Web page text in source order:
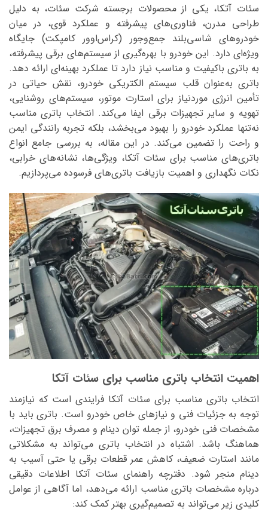
سئات آتکا، یکی از محصولات برجسته شرکت سئات، به دلیل
طراحی مدرن، فناوری‌های پیشرفته و عملکرد قوی، در میان
خودروهای شاسی‌بلند جمع‌وجور (کراس‌اوور کامپکت) جایگاه
ویژه‌ای دارد. این خودرو با بهره‌گیری از سیستم‌های برقی پیشرفته،
به باتری باکیفیت و مناسب نیاز دارد تا عملکرد بهینه‌ای ارائه دهد.
باتری به‌عنوان قلب سیستم الکتریکی خودرو، نقش حیاتی در
تأمین انرژی موردنیاز برای استارت موتور، سیستم‌های روشنایی،
تهویه و سایر تجهیزات برقی ایفا می‌کند. انتخاب باتری مناسب
نه‌تنها عملکرد خودرو را بهبود می‌بخشد، بلکه تجربه رانندگی ایمن
و راحت را تضمین می‌کند. در این مقاله، به بررسی جامع انواع
باتری‌های مناسب برای سئات آتکا، ویژگی‌ها، نشانه‌های خرابی،
نکات نگهداری و اهمیت بازیافت باتری‌های فرسوده می‌پردازیم.
اهمیت انتخاب باتری مناسب برای سئات آتکا
انتخاب باتری مناسب برای سئات آتکا فرایندی است که نیازمند
توجه به جزئیات فنی و نیازهای خاص خودرو است. باتری باید با
مشخصات فنی خودرو، از جمله توان دینام و مصرف برق تجهیزات،
هماهنگ باشد. اشتباه در انتخاب باتری می‌تواند به مشکلاتی
مانند استارت ضعیف، کاهش عمر قطعات برقی یا حتی آسیب به
دینام منجر شود. دفترچه راهنمای سئات آتکا اطلاعات دقیقی
درباره مشخصات باتری مناسب ارائه می‌دهد، اما آگاهی از عوامل
کلیدی زیر می‌تواند به تصمیم‌گیری بهتر کمک کند: